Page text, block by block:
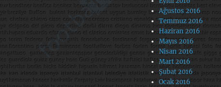
Ağustos 2016
Temmuz 2016
Haziran 2016
Mayıs 2016
Nisan 2016
Mart 2016
Şubat 2016
Ocak 2016